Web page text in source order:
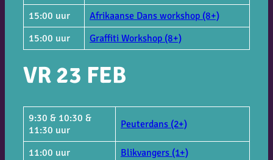
15:00 uur
Afrikaanse Dans workshop (8+)
15:00 uur
Graffiti Workshop (8+)
VR 23 FEB
9:30 & 10:30 &
11:30 uur
Peuterdans (2+)
11:00 uur Blikvangers (1+)